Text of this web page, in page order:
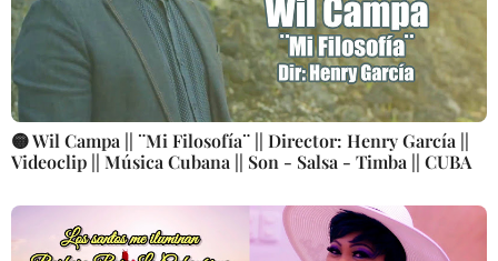
🟡 Wil Campa || ¨Mi Filosofía¨ || Director: Henry García ||
Videoclip || Música Cubana || Son - Salsa - Timba || CUBA